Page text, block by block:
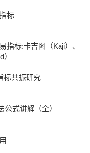
标
指标:卡吉图（Kaji）、
标共振研究
公式讲解（全）